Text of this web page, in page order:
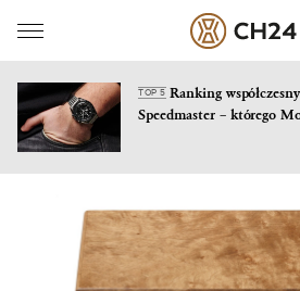
TOP 5Ranking
Speedmaster – którego